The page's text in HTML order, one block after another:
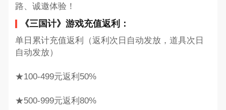
路、诚邀体验！
《三国计》游戏充值返利：
单日累计充值返利（返利次日自动发放，道具次日
自动发放）
★100-499元返利50%
★500-999元返利80%